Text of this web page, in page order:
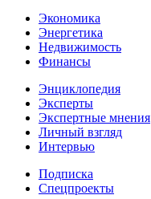
Экономика
Энергетика
Недвижимость
Финансы
Энциклопедия
Эксперты
Экспертные мнения
Личный взгляд
Интервью
Подписка
Спецпроекты